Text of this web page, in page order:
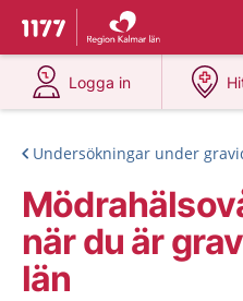
Till startsidan för 1177
Du har valt region
Logga in
på 1177.se
Undersökningar under
när du är
län